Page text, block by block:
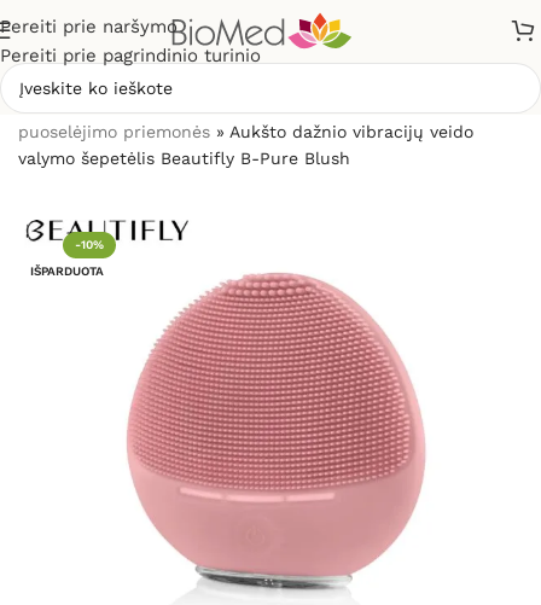
Pereiti prie naršymo
Pereiti prie pagrindinio turinio
puoselėjimo priemonės » Aukšto dažnio vibracijų veido
valymo šepetėlis Beautifly B-Pure Blush
-10%
IŠPARDUOTA